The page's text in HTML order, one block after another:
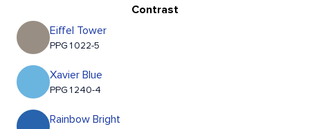
Contrast
Eiffel Tower
PPG1022-5
Xavier Blue
PPG1240-4
Rainbow Bright